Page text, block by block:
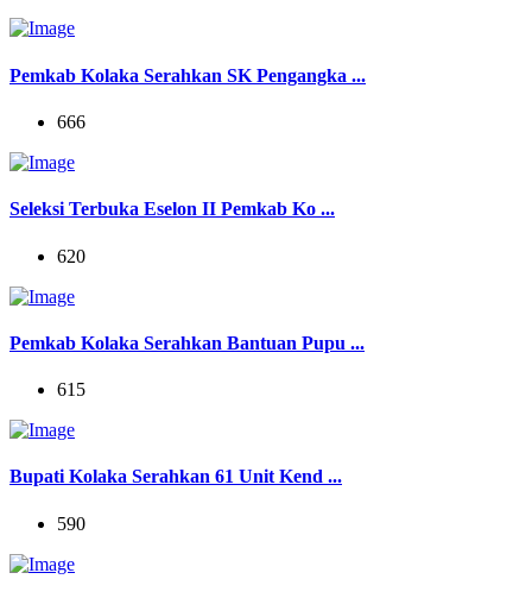
Pemkab Kolaka Serahkan SK Pengangka ...
666
Seleksi Terbuka Eselon II Pemkab Ko ...
620
Pemkab Kolaka Serahkan Bantuan Pupu ...
615
Bupati Kolaka Serahkan 61 Unit Kend ...
590